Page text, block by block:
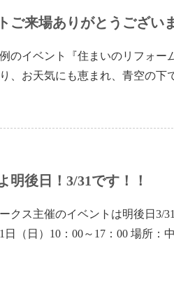
ご来場ありがとうござい
のイベント『住まいのリフォ
、お天気にも恵まれ、青空の
明後日！3/31です！！
クス主催のイベントは明後日3/
日（日）10：00～17：00 場所